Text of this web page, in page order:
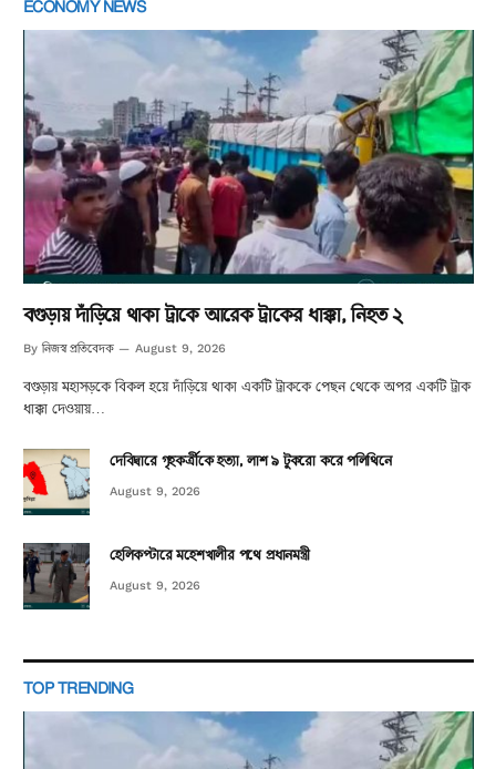
ECONOMY NEWS
বগুড়ায় দাঁড়িয়ে থাকা ট্রাকে আরেক ট্রাকের ধাক্কা, নিহত ২
By নিজস্ব প্রতিবেদক August 9, 2026
বগুড়ায় মহাসড়কে বিকল হয়ে দাঁড়িয়ে থাকা একটি ট্রাককে পেছন থেকে অপর একটি ট্রাক
ধাক্কা দেওয়ায়…
দেবিদ্বারে গৃহকর্ত্রীকে হত্যা, লাশ ৯ টুকরো করে পলিথিনে
August 9, 2026
হেলিকপ্টারে মহেশখালীর পথে প্রধানমন্ত্রী
August 9, 2026
TOP TRENDING